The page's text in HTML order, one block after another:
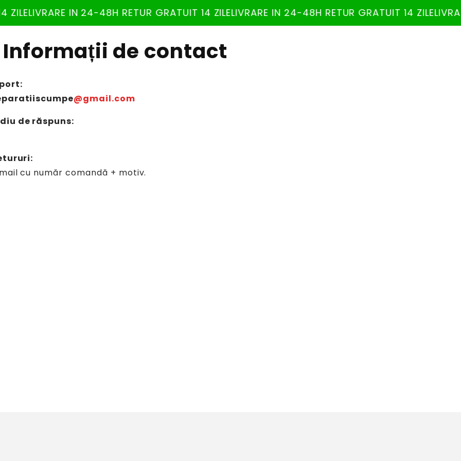
ZILELIVRARE IN 24-48H RETUR GRATUIT 14 ZILELIVRARE IN 24-48H RETUR GRATUIT 14 ZILE
Informații de contact
@gmail.com
de răspuns:
cu număr comandă + motiv.